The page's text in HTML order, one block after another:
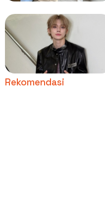
Rekomendasi